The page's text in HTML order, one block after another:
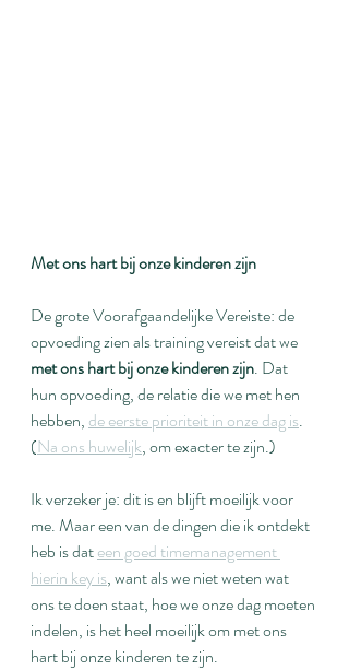
Met ons hart bij onze kinderen zijn
De grote Voorafgaandelijke Vereiste: de
opvoeding zien als training vereist dat we
met ons hart bij onze kinderen zijn. Dat
hun opvoeding, de relatie die we met hen
hebben, de eerste prioriteit in onze dag is.
(Na ons huwelijk, om exacter te zijn.)
Ik verzeker je: dit is en blijft moeilijk voor
me. Maar een van de dingen die ik ontdekt
heb is dat een goed timemanagement
hierin key is, want als we niet weten wat
ons te doen staat, hoe we onze dag moeten
indelen, is het heel moeilijk om met ons
hart bij onze kinderen te zijn.